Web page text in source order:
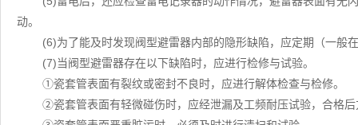
动。
(6)为了能及时发现阀型避雷器内部的隐形缺陷，应定期（一般
(7)当阀型避雷器存在以下缺陷时，应进行检修与试验。
①瓷套管表面有裂纹或密封不良时，应进行解体检查与检修。
②瓷套管表面有轻微碰伤时，应经泄漏及工频耐压试验，合格